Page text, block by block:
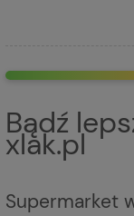
Bądź
xlak.pl
Supermarket